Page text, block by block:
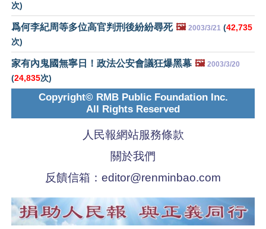
次)
爲何李紀周等多位高官判刑後紛紛尋死 🖼️ 2003/3/21 (42,735
次)
家有內鬼國無寧日！政法公安會議狂爆黑幕 🖼️ 2003/3/20
(24,835次)
Copyright© RMB Public Foundation Inc.
All Rights Reserved
人民報網站服務條款
關於我們
反饋信箱： editor@renminbao.com